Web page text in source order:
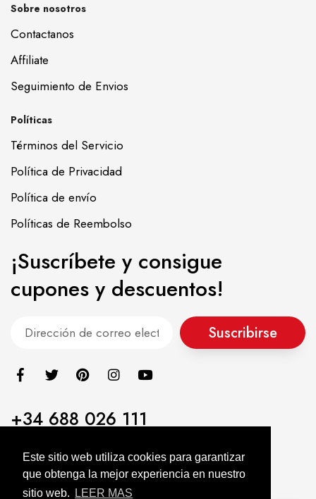
Este sitio web utiliza cookies para garantizar
que obtenga la mejor experiencia en nuestro
sitio web.
LEER MAS
Sobre nosotros
Contactanos
Affiliate
Seguimiento de Envios
Políticas
Términos del Servicio
Política de Privacidad
Política de envío
Políticas de Reembolso
¡Suscríbete y consigue
cupones y descuentos!
Suscribirse
+34 688 026 111
Alimentación Asiatica KIMJIA © 2022. All Rights Reserved